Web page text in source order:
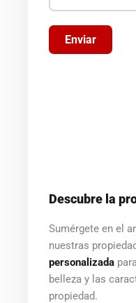
Enviar
Descubre la
Sumérgete en el
nuestras
personalizada
belleza y las
propiedad.